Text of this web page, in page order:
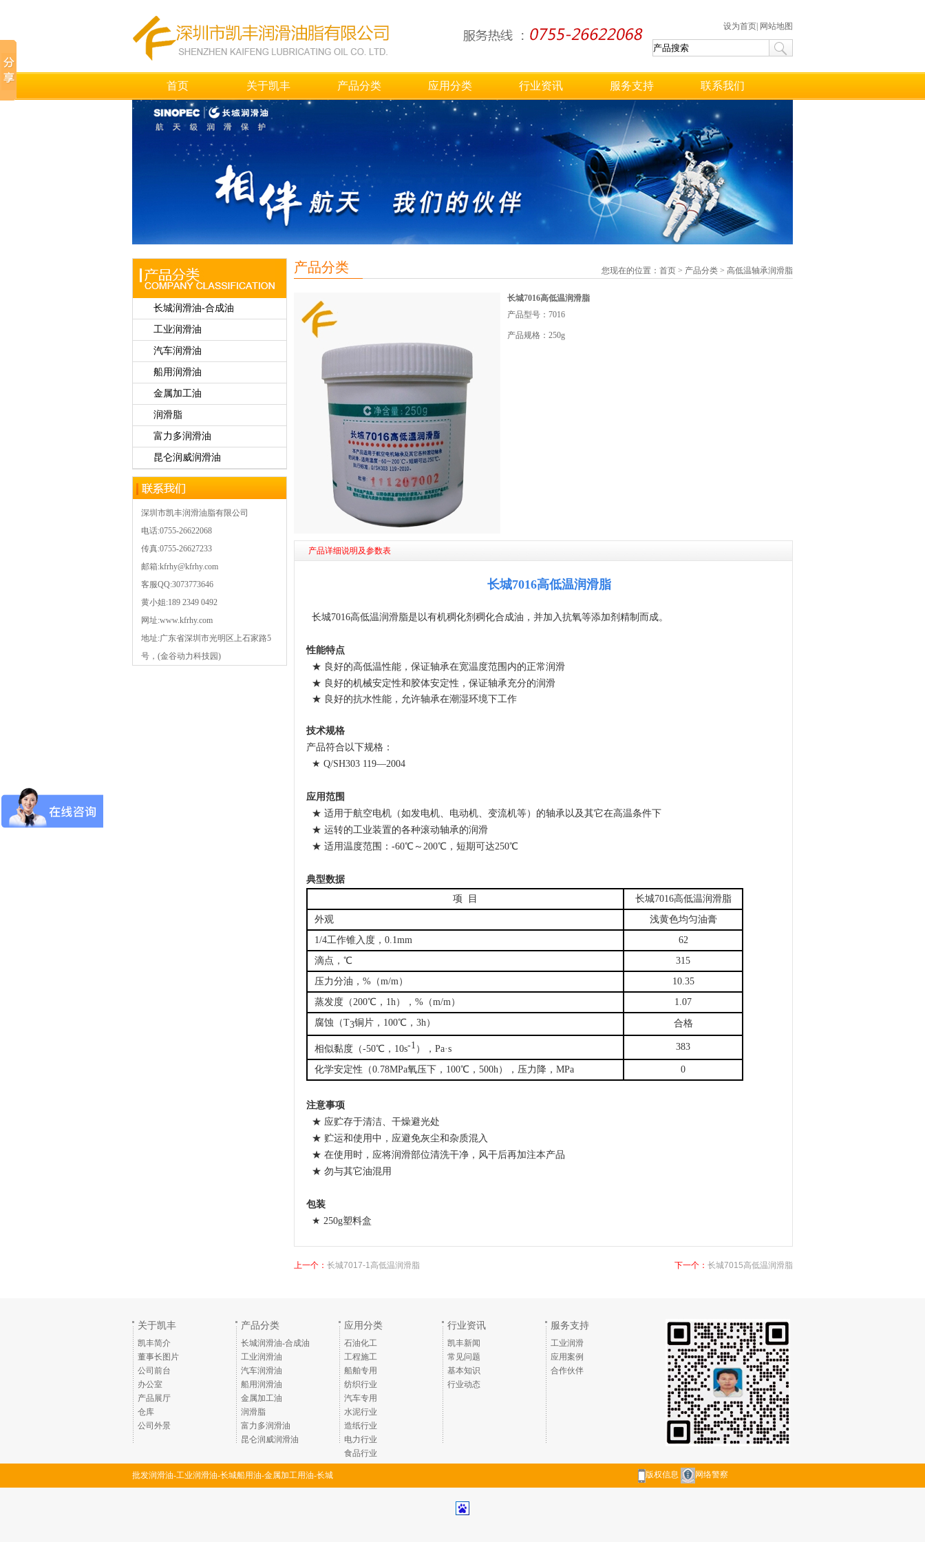
设为首页 网站地图
首页 关于凯丰 产品分类 应用分类 行业资讯 服务支持 联系我们
长城润滑油-合成油
工业润滑油
汽车润滑油
船用润滑油
金属加工油
润滑脂
富力多润滑油
昆仑润威润滑油
深圳市凯丰润滑油脂有限公司
电话:0755-26622068
传真:0755-26627233
邮箱:kfrhy@kfrhy.com
客服QQ:3073773646
黄小姐:189 2349 0492
网址:www.kfrhy.com
地址:广东省深圳市光明区上石家路5
号，(金谷动力科技园)
产品分类 您现在的位置： 首页 > 产品分类 > 高低温轴承润滑脂
长城7016高低温润滑脂
产品型号：7016
产品规格：250g
产品详细说明及参数表
长城7016高低温润滑脂
长城7016高低温润滑脂是以有机稠化剂稠化合成油，并加入抗氧等添加剂精制 而成。
性能特点
★ 良好的高低温性能，保证轴承在宽温度范围内的正常润滑
★ 良好的机械安定性和胶体安定性，保证轴承充分的润滑
★ 良好的抗水性能，允许轴承在潮湿环境下工作
技术规格
产品符合以下规格：
★ Q/SH303 119—2004
应用范围
★ 适用于航空电机（如发电机、电动机、变流机等）的轴承以及其它在高温条件下
★ 运转的工业装置的各种滚动轴承的润滑
★ 适用温度范围：-60℃～200℃，短期可达250℃
典型数据
项 目
长城7016高低温润滑脂
外观
浅黄色均匀油膏
1/4工作锥入度，0.1mm
62
滴点，℃
315
压力分油，%（m/m）
10.35
蒸发度（200℃，1h），%（m/m）
1.07
腐蚀（T3铜片，100℃，3h） 合格
相似黏度（-50℃，10s-1 ），Pa·s 383
化学安定性（0.78MPa氧压下，100℃，500h），压力降，MPa 0
注意事项
★ 应贮存于清洁、干燥避光处
★ 贮运和使用中，应避免灰尘和杂质混入
★ 在使用时，应将润滑部位清洗干净，风干后再加注本产品
★ 勿与其它油混用
包装
★ 250g塑料盒
上一个： 长城7017-1高低温润滑脂 下一个： 长城7015高低温润滑脂
关于凯丰
凯丰简介
董事长图片
公司前台
办公室
产品展厅
仓库
公司外景
产品分类
长城润滑油-合成油
工业润滑油
汽车润滑油
船用润滑油
金属加工油
润滑脂
富力多润滑油
昆仑润威润滑油
应用分类
石油化工
工程施工
船舶专用
纺织行业
汽车专用
水泥行业
造纸行业
电力行业
食品行业
行业资讯
凯丰新闻
常见问题
基本知识
行业动态
服务支持
工业润滑
应用案例
合作伙伴
批发润滑油-工业润滑油-长城船用油-金属加工用油-长城 版权信息 网络警察